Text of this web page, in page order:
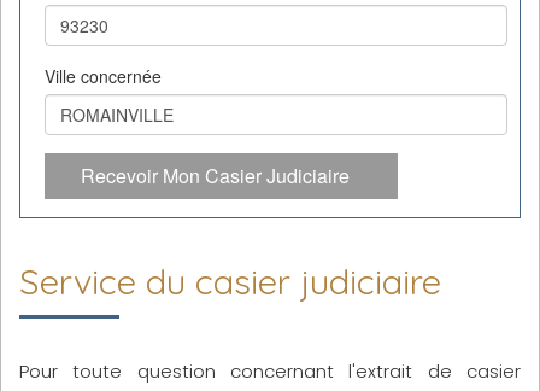
Ville concernée
Recevoir Mon Casier Judiciaire
Service du casier judiciaire
Pour toute question concernant l'extrait de casier